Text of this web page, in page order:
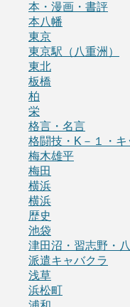
本・漫画・書評
本八幡
東京
東京駅（八重洲）
東北
板橋
柏
栄
格言・名言
格闘技・K－１・
梅木雄平
梅田
横浜
横浜
歴史
池袋
津田沼・習志野・
派遣キャバクラ
浅草
浜松町